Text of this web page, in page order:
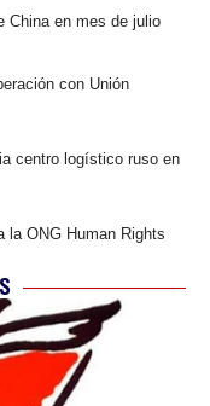
China en mes de julio
con Unión
centro logístico ruso en
la ONG Human Rights